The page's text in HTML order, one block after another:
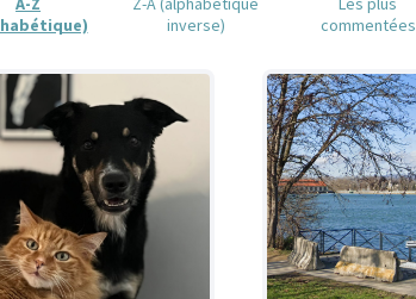
inverse)
commentées